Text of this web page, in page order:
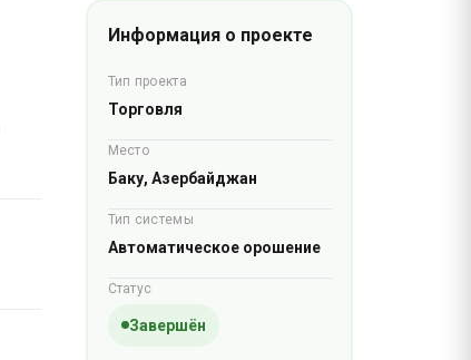
Информация о проекте
Тип проекта
Торговля
Место
Баку, Азербайджан
Тип системы
Автоматическое орошение
Статус
Завершён